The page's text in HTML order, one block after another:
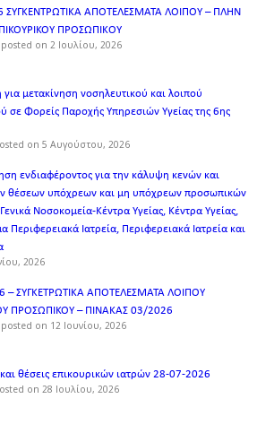
ΣΥΓΚΕΝΤΡΩΤΙΚΑ ΑΠΟΤΕΛΕΣΜΑΤΑ ΛΟΙΠΟΥ – ΠΛΗΝ
ΠΡΟΣΩΠΙΚOY
posted on 2 Ιουλίου, 2026
μετακίνηση νοσηλευτικού και λοιπού
σε Φορείς Παροχής Υπηρεσιών Υγείας της 6ης
on 5 Αυγούστου, 2026
ενδιαφέροντος για την κάλυψη κενών και
θέσεων υπόχρεων και μη υπόχρεων προσωπικών
Νοσοκομεία-Κέντρα Υγείας, Κέντρα Υγείας,
Περιφερειακά Ιατρεία, Περιφερειακά Ιατρεία και
2026
– ΣΥΓΚΕΤΡΩΤΙΚΑ ΑΠΟΤΕΛΕΣΜΑΤΑ ΛΟΙΠΟΥ
ΠΡΟΣΩΠΙΚΟΥ – ΠΙΝΑΚΑΣ 03/2026
posted on 12 Ιουνίου, 2026
θέσεις επικουρικών ιατρών 28-07-2026
on 28 Ιουλίου, 2026